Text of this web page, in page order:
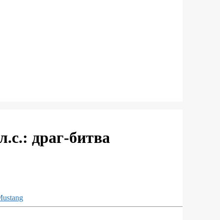
драг-битва